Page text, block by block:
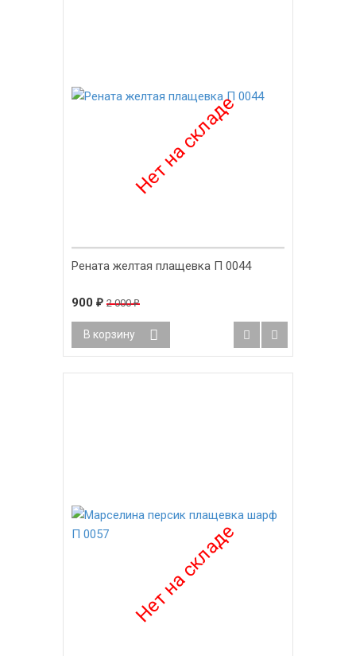
Рената желтая плащевка П 0044
900 ₽ 2 000₽
В корзину